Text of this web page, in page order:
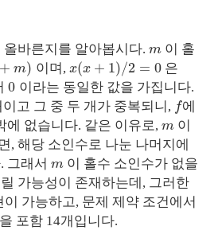
바른지를 알아봅시다. m 이 홀
+ m) 이며, x(x + 1)/2 = 0은
0 이라는 동일한 값을 가집니다.
이고 그 중 두 개가 중복되니, f에
에 없습니다. 같은 이유로, m 이
, 해당 소인수로 나눈 나머지에
그래서 m 이 홀수 소인수가 없을
가능성이 존재하는데, 그러한
이 가능하고, 문제 제약 조건에서
을 포함 14개입니다.